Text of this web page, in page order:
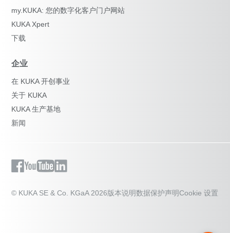
my.KUKA: 您的数字化客户门户网站
KUKA Xpert
下载
企业
在 KUKA 开创事业
关于 KUKA
KUKA 生产基地
新闻
© KUKA SE & Co. KGaA 2026版本说明数据保护声明Cookie 设置